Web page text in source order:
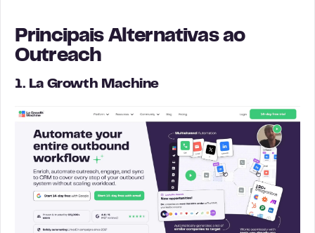
Principais Alternativas ao
Outreach
1. La Growth Machine